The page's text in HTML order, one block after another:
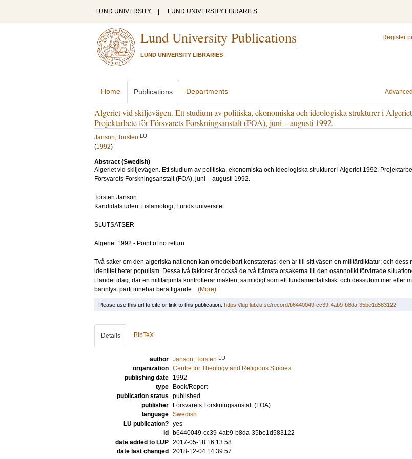
LUND UNIVERSITY LUND UNIVERSITY LIBRARIES
Lund University Publications
LUND UNIVERSITY LIBRARIES
Register
Advanced
Home Publications Departments
Algeriet vid skiljevägen. Ett studium av politiska, ekonomiska och ideologiska strukturer i
Projektarbete för Försvarets Forskningsanstalt (FOA), juni – augusti 1992.
Janson, Torsten LU
(1992)
Abstract (Swedish)
Algeriet vid skiljevägen. Ett studium av politiska, ekonomiska och ideologiska strukturer i Algeriet 1992.
Försvarets Forskningsanstalt (FOA), juni – augusti 1992.
Torsten Janson
Kandidatstudent i islamologi, Lunds universitet
SLUTSATSER
Algeriet 1992 - Point of no return
Två saker om den algeriska nationen kan omedelbart konstateras: den är till sitt väsen en militärdiktatur; och dess
identitet heter populism. Dessa två faktorer är också de två främsta orsakerna till den osannolikt förvirrade
i landet idag, där en militärjunta kontrollerar makten, samtidigt som ett fundamentalistiskt och dessutom mer eller
bannlyst parti innehar berättigande... (More)
Please use this url to cite or link to this publication: https://lup.lub.lu.se/record/b6440049-cc39-4ab9-b8da-35be1d583122
Details BibTeX
author Janson, Torsten LU
organization Centre for Theology and Religious Studies
publishing date
1992
type
Book/Report
publication status published
publisher
Försvarets Forskningsanstalt (FOA)
language Swedish
LU publication? yes
id
b6440049-cc39-4ab9-b8da-35be1d583122
date added to LUP 2017-05-18 16:13:58
date last changed
2018-12-04 14:39:57